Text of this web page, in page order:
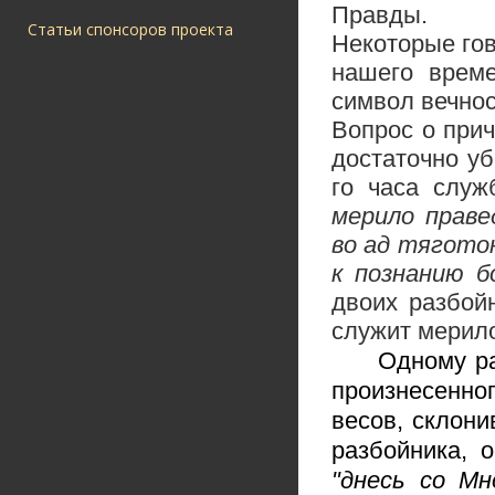
Статьи спонсоров проекта
Правды.
Некоторые
нашего
символ
Вопрос о
достаточно
го часа
мерило
во ад
к познанию
двоих
служит
Одному
весов,
разбойника,
"днесь со